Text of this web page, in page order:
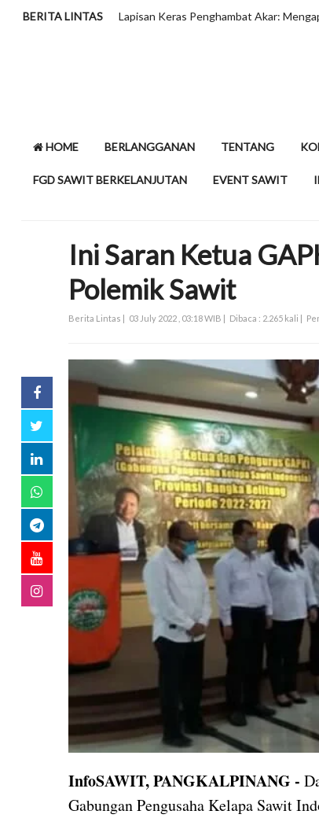
BERITA LINTAS
Butuh Perlakuan Khusus?
HOME BERLANGGANAN TENTANG
FGD SAWIT BERKELANJUTAN EVENT SAWIT
Ini Saran Ketua
Polemik Sawit
Berita Lintas | 03 July 2022 , 03:18 WIB | Dibaca : 2.265 kali |
InfoSAWIT, PANGKALPINANG -
Gabungan Pengusaha Kelapa Sawit